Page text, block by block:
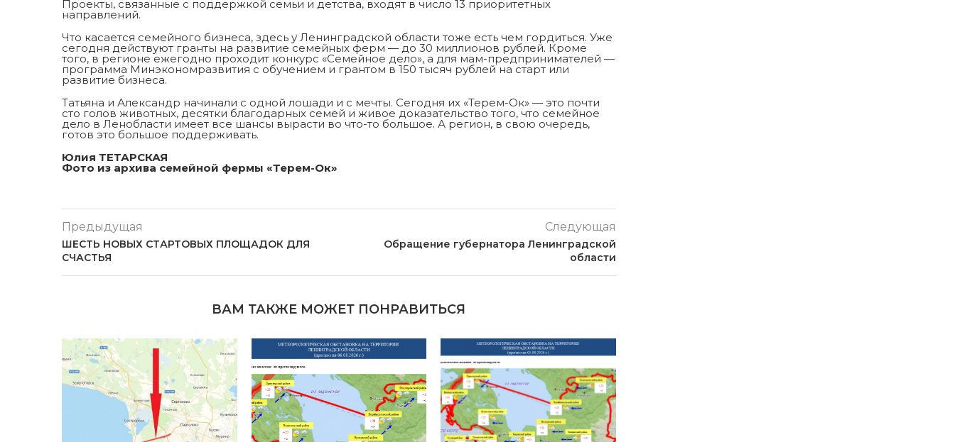
Проекты, связанные с поддержкой семьи и детства, входят в число 13 приоритетных
направлений.
Что касается семейного бизнеса, здесь у Ленинградской области тоже есть чем гордиться. Уже
сегодня действуют гранты на развитие семейных ферм — до 30 миллионов рублей. Кроме
того, в регионе ежегодно проходит конкурс «Семейное дело», а для мам-предпринимателей —
программа Минэкономразвития с обучением и грантом в 150 тысяч рублей на старт или
развитие бизнеса.
Татьяна и Александр начинали с одной лошади и с мечты. Сегодня их «Терем-Ок» — это почти
сто голов животных, десятки благодарных семей и живое доказательство того, что семейное
дело в Ленобласти имеет все шансы вырасти во что-то большое. А регион, в свою очередь,
готов это большое поддерживать.
Юлия ТЕТАРСКАЯ
Фото из архива семейной фермы «Терем-Ок»
Предыдущая
ШЕСТЬ НОВЫХ СТАРТОВЫХ ПЛОЩАДОК ДЛЯ
СЧАСТЬЯ
Следующая
Обращение губернатора Ленинградской
области
ВАМ ТАКЖЕ МОЖЕТ ПОНРАВИТЬСЯ